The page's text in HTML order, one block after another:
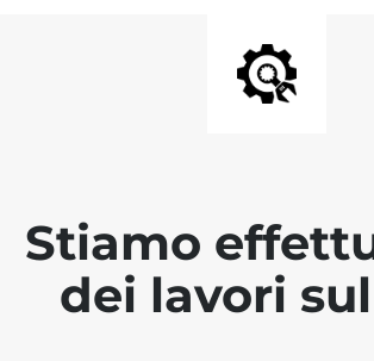
Stiamo
dei lavori